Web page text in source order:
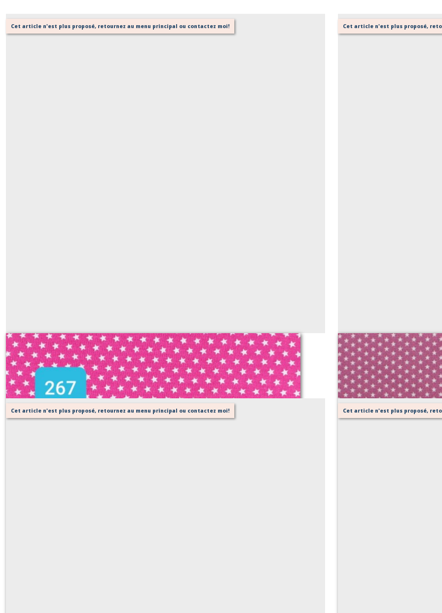
Cet article n'est plus proposé, retournez au menu principal ou contactez moi!
267 rose
Sur demande
Cet article n'est plus proposé,
Cet article n'est plus proposé, retournez au menu principal ou contactez moi! Cet article n'est plus proposé,